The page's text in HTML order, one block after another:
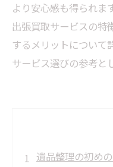
より安心感も得られま
出張買取サービスの特
するメリットについて
サービス選びの参考と
遺品整理の初め